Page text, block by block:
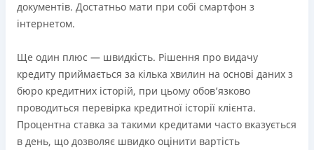
Оплата на розрахунковий рахунок
Онлайн (через сайт або інтернет-банкінг)
Через термінали Приватбанку
Через термінали самообслуговування
Ліцензія НБУ
Ліцензія переоформлена 18.03.2024 р.
Вся інформація про кредит
документів. Достатньо мати при собі смартфон з
інтернетом.
Ще один плюс — швидкість. Рішення про видачу
кредиту приймається за кілька хвилин на основі даних з
бюро кредитних історій, при цьому обов’язково
проводиться перевірка кредитної історії клієнта.
Процентна ставка за такими кредитами часто вказується
в день, що дозволяє швидко оцінити вартість